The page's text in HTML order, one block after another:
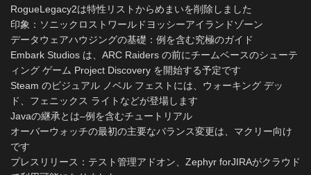
RogueLegacy2は特性リストからめまいを削除しました
印象：ソニックロストワールドヨッシーアイランドゾーン
データウェアハウジングの基礎：例を含む究極のガイド
Embark Studios は、ARC Raiders の前にチームベースのシューテ
ィング ゲーム Project Discovery を開始する予定です
Steam のビジュアル ノベル フェストには、ウォーキング デッ
ド、フェニックス ライトなどが登場します
Javaの継承とは–例を含むチュートリアル
オーバーウォッチの最初の主要なバランス変更は、マクリー向け
です
プレスリリース：テスト管理アドオン、Zephyr forJIRAがクラウド